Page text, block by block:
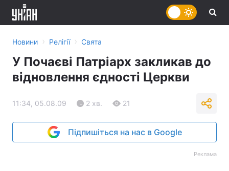
Новини › Релігії › Свята
У Почаєві Патріарх закликав до
відновлення єдності Церкви
11:34, 05.08.09 2 хв. 21
Підпишіться на нас в Google
Реклама